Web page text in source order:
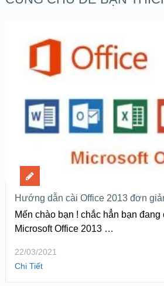
Hướng dẫn cài Office 2013 đơn
Mến chào bạn ! chắc hẳn bạn
Microsoft Office 2013 …
22/03/2021
Chi Tiết